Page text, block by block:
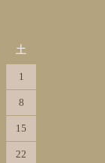
土
1
8
15
22